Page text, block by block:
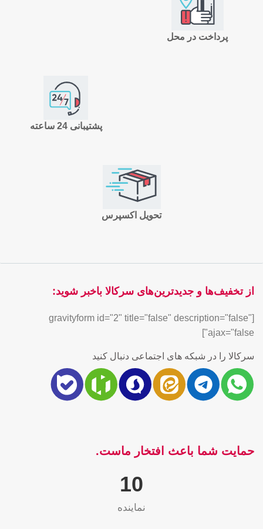
پرداخت در محل
پشتیبانی 24 ساعته
تحویل اکسپرس
از تخفیف‌ها و جدیدترین‌های سرکالا باخبر شوید:
[gravityform id="2" title="false" description="false"
ajax="false"]
سرکالا را در شبکه های اجتماعی دنبال کنید
حمایت شما باعث افتخار ماست.
10
نماینده